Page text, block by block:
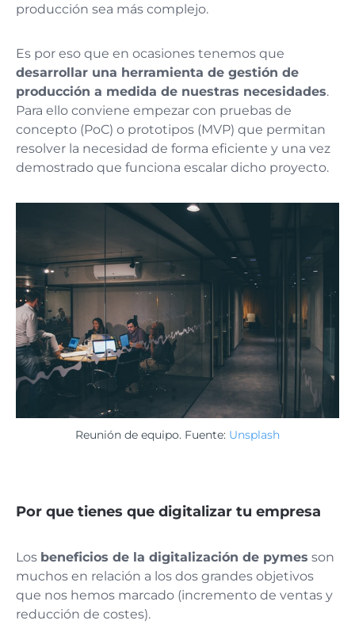
producción sea más complejo.
Es por eso que en ocasiones tenemos que
desarrollar una herramienta de gestión de
producción a medida de nuestras necesidades.
Para ello conviene empezar con pruebas de
concepto (PoC) o prototipos (MVP) que permitan
resolver la necesidad de forma eficiente y una vez
demostrado que funciona escalar dicho proyecto.
Reunión de equipo. Fuente: Unsplash
Por que tienes que digitalizar tu empresa
Los beneficios de la digitalización de pymes son
muchos en relación a los dos grandes objetivos
que nos hemos marcado (incremento de ventas y
reducción de costes).